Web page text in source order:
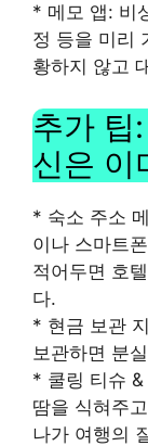
* 메모 앱: 비
정 등을 미리
황하지 않고
추가 팁
신은 이
* 숙소 주소
이나 스마트
적어두면 호
다.
* 현금 보관
보관하면 분
* 쿨링 티슈
땀을 식혀주
나가 여행의